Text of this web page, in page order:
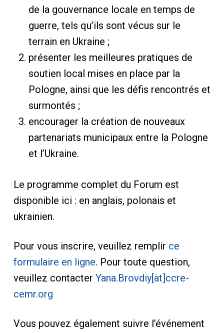
de la gouvernance locale en temps de
guerre, tels qu’ils sont vécus sur le
terrain en Ukraine ;
présenter les meilleures pratiques de
soutien local mises en place par la
Pologne, ainsi que les défis rencontrés et
surmontés ;
encourager la création de nouveaux
partenariats municipaux entre la Pologne
et l’Ukraine.
Le programme complet du Forum est
disponible ici : en anglais, polonais et
ukrainien.
Pour vous inscrire, veuillez remplir ce
formulaire en ligne. Pour toute question,
veuillez contacter Yana.Brovdiy[at]ccre-
cemr.org
Vous pouvez également suivre l’événement